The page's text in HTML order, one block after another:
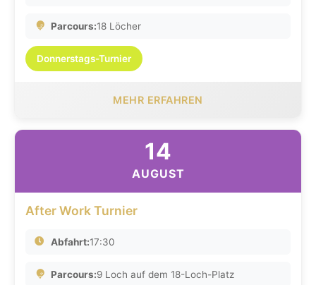
Parcours:18 Löcher
Donnerstags-Turnier
MEHR ERFAHREN
14
AUGUST
After Work Turnier
Abfahrt:17:30
Parcours:9 Loch auf dem 18-Loch-Platz